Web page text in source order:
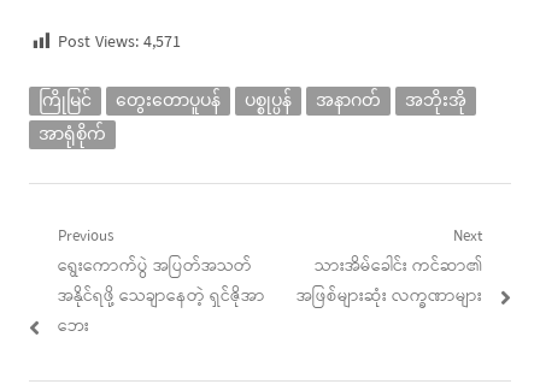
Post Views:4,571
ကြိုမြင် တွေးတောပူပန် ပစ္စုပ္ပန် အနာဂတ်
အဘိုးအို
အာရုံစိုက်
Post
navigation
Previous
Previous
post:
ရွေးကောက်ပွဲ အပြတ်အသတ်
အနိုင်ရဖို့ သေချာနေတဲ့ ရှင်ဇိုအာ
ဘေး
Next
Next
post:
သားအိမ်ခေါင်း ကင်ဆာ၏
အဖြစ်များဆုံး လက္ခဏာများ